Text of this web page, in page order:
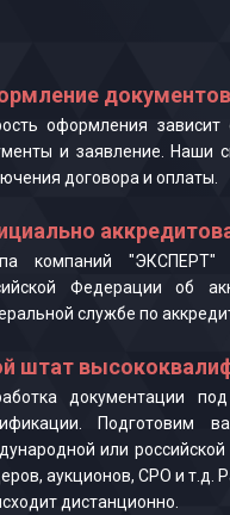
документов
оформления
и заявление. Наши
договора и оплаты.
компаний "ЭКСПЕРТ"
Федерации об
службе по
штат
документации
Подготовим
или
аукционов, СРО и т.д.
дистанционно.